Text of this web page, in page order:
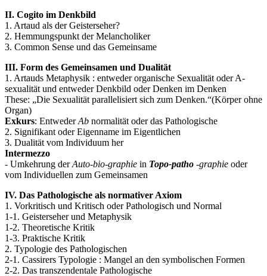
II. Cogito im Denkbild
1. Artaud als der Geisterseher?
2. Hemmungspunkt der Melancholiker
3. Common Sense und das Gemeinsame
III. Form des Gemeinsamen und Dualität
1. Artauds Metaphysik : entweder organische Sexualität oder A-
sexualität und entweder Denkbild oder Denken im Denken
These: „Die Sexualität parallelisiert sich zum Denken.“(Körper ohne
Organ)
Exkurs: EntwederAb normalität oder das Pathologische
2. Signifikant oder Eigenname im Eigentlichen
3. Dualität vom Individuum her
Intermezzo
- Umkehrung derAuto-bio-graphie in Topo-patho -graphie oder
vom Individuellen zum Gemeinsamen
IV. Das Pathologische als normativer Axiom
1. Vorkritisch und Kritisch oder Pathologisch und Normal
1-1. Geisterseher und Metaphysik
1-2. Theoretische Kritik
1-3. Praktische Kritik
2. Typologie des Pathologischen
2-1. Cassirers Typologie : Mangel an den symbolischen Formen
2-2. Das transzendentale Pathologische